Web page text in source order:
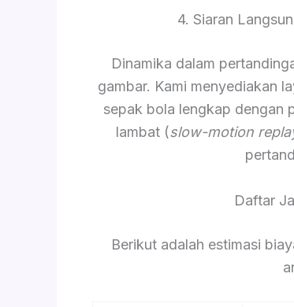
4. Siaran
Dinamika dalam
gambar. Kami menyediakan
sepak bola lengkap dengan
lambat (slow-motion
Daftar
Berikut adalah estimasi